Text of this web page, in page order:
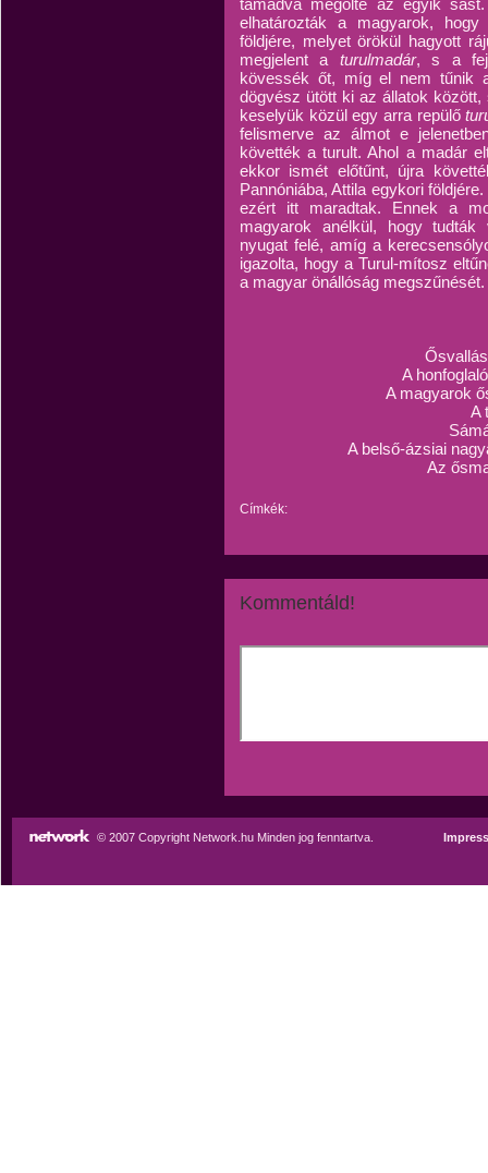
támadva megölte az egyik
elhatározták a magyarok,
földjére, melyet örökül hagyott
megjelent a turulmadár, s a
kövessék őt, míg el nem tűnik
dögvész ütött ki az állatok
keselyük közül egy arra repülő
felismerve az álmot e
követték a turult. Ahol a madár
ekkor ismét előtűnt, újra
Pannóniába, Attila egykori
ezért itt maradtak. Ennek a
magyarok anélkül, hogy tudták
nyugat felé, amíg a
igazolta, hogy a Turul-mítosz
a magyar önállóság megszűnését.
A
A magyarok
A
A belső-ázsiai
Az
Címkék:
Kommentáld!
© 2007 Copyright Network.hu Minden jog fenntartva.